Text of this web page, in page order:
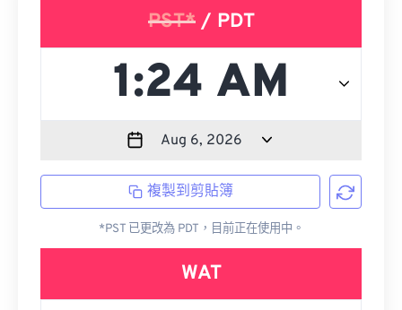
PST*/ PDT
複製到剪貼簿
*PST 已更改為 PDT，目前正在使用中。
WAT